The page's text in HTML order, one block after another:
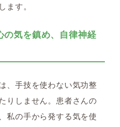
ます。
の気を鎮め、自律神経
、手技を使わない気功整
りしません。患者さんの
私の手から発する気を使